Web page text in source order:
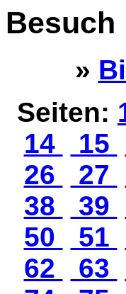
Besuch
»
Seiten:
14
15
26
27
38
39
50
51
62
63